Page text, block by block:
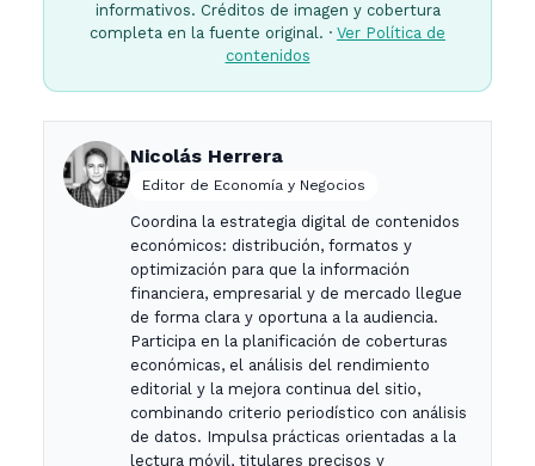
informativos. Créditos de imagen y cobertura
completa en la fuente original. · Ver Política de
contenidos
Nicolás Herrera
Editor de Economía y Negocios
Coordina la estrategia digital de contenidos
económicos: distribución, formatos y
optimización para que la información
financiera, empresarial y de mercado llegue
de forma clara y oportuna a la audiencia.
Participa en la planificación de coberturas
económicas, el análisis del rendimiento
editorial y la mejora continua del sitio,
combinando criterio periodístico con análisis
de datos. Impulsa prácticas orientadas a la
lectura móvil, titulares precisos y